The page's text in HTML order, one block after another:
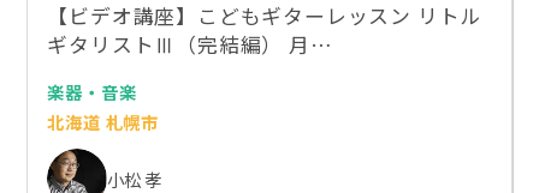
【ビデオ講座】こどもギターレッスン リトル
ギタリストⅢ（完結編） 月…
楽器・音楽
北海道 札幌市
小松 孝